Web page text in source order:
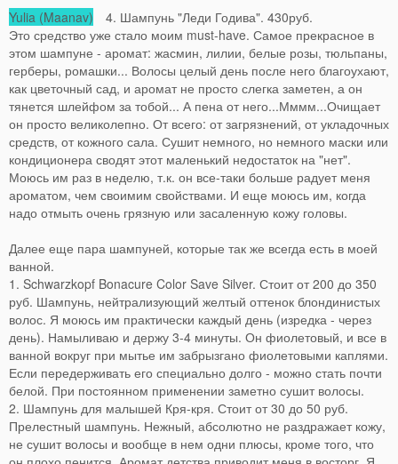
Yulia (Maanav) 4. Шампунь "Леди Годива". 430руб.
Это средство уже стало моим must-have. Самое прекрасное в
этом шампуне - аромат: жасмин, лилии, белые розы, тюльпаны,
герберы, ромашки... Волосы целый день после него благоухают,
как цветочный сад, и аромат не просто слегка заметен, а он
тянется шлейфом за тобой... А пена от него...Мммм...Очищает
он просто великолепно. От всего: от загрязнений, от укладочных
средств, от кожного сала. Сушит немного, но немного маски или
кондиционера сводят этот маленький недостаток на "нет".
Моюсь им раз в неделю, т.к. он все-таки больше радует меня
ароматом, чем своимим свойствами. И еще моюсь им, когда
надо отмыть очень грязную или засаленную кожу головы.
Далее еще пара шампуней, которые так же всегда есть в моей
ванной.
1. Schwarzkopf Bonacure Color Save Silver. Стоит от 200 до 350
руб. Шампунь, нейтрализующий желтый оттенок блондинистых
волос. Я моюсь им практически каждый день (изредка - через
день). Намыливаю и держу 3-4 минуты. Он фиолетовый, и все в
ванной вокруг при мытье им забрызгано фиолетовыми каплями.
Если передерживать его специально долго - можно стать почти
белой. При постоянном применении заметно сушит волосы.
2. Шампунь для малышей Кря-кря. Стоит от 30 до 50 руб.
Прелестный шампунь. Нежный, абсолютно не раздражает кожу,
не сушит волосы и вообще в нем одни плюсы, кроме того, что